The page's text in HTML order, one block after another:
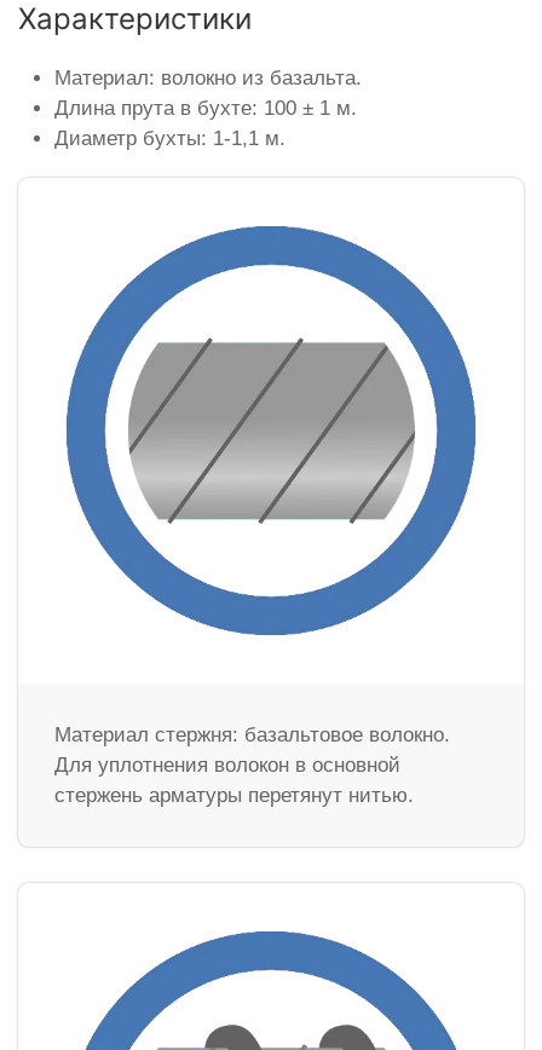
Характеристики
Материал: волокно из базальта.
Длина прута в бухте: 100 ± 1 м.
Диаметр бухты: 1-1,1 м.
Материал стержня: базальтовое волокно.
Для уплотнения волокон в основной
стержень арматуры перетянут нитью.